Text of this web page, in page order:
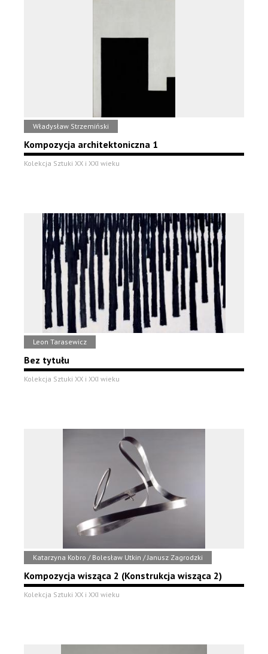
Władysław Strzemiński
Kompozycja architektoniczna 1
Kolekcja Sztuki XX i XXI wieku
Leon Tarasewicz
Bez tytułu
Kolekcja Sztuki XX i XXI wieku
Katarzyna Kobro / Bolesław Utkin / Janusz Zagrodzki
Kompozycja wisząca 2 (Konstrukcja wisząca 2)
Kolekcja Sztuki XX i XXI wieku